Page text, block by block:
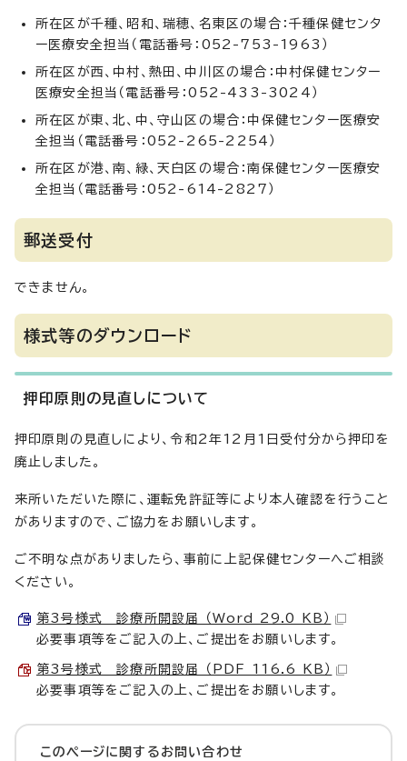
所在区が千種、昭和、瑞穂、名東区の場合：千種保健センタ
ー医療安全担当（電話番号：052-753-1963）
所在区が西、中村、熱田、中川区の場合：中村保健センター
医療安全担当（電話番号：052-433-3024）
所在区が東、北、中、守山区の場合：中保健センター医療安
全担当（電話番号：052-265-2254）
所在区が港、南、緑、天白区の場合：南保健センター医療安
全担当（電話番号：052-614-2827）
郵送受付
できません。
様式等のダウンロード
押印原則の見直しについて
押印原則の見直しにより、令和2年12月1日受付分から押印を
廃止しました。
来所いただいた際に、運転免許証等により本人確認を行うこと
がありますので、ご協力をお願いします。
ご不明な点がありましたら、事前に上記保健センターへご相談
ください。
第3号様式 診療所開設届 （Word 29.0 KB）
必要事項等をご記入の上、ご提出をお願いします。
第3号様式 診療所開設届 （PDF 116.6 KB）
必要事項等をご記入の上、ご提出をお願いします。
このページに関する お問い合わせ